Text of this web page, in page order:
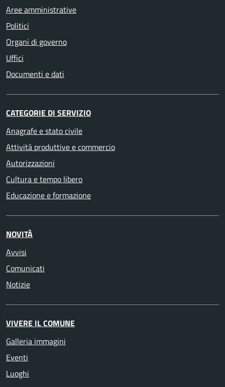
Aree amministrative
Politici
Organi di governo
Uffici
Documenti e dati
CATEGORIE DI SERVIZIO
Anagrafe e stato civile
Attività produttive e commercio
Autorizzazioni
Cultura e tempo libero
Educazione e formazione
NOVITÀ
Avvisi
Comunicati
Notizie
VIVERE IL COMUNE
Galleria immagini
Eventi
Luoghi